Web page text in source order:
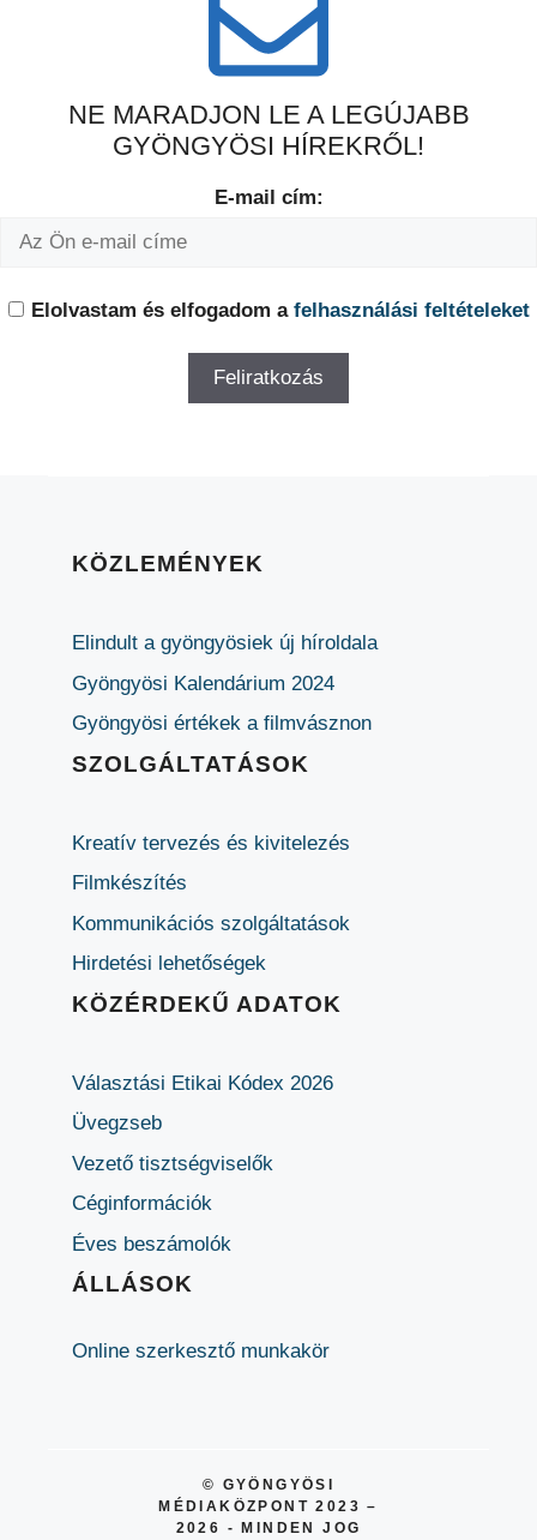
NE MARADJON LE A LEGÚJABB
GYÖNGYÖSI HÍREKRŐL!
E-mail cím:
Elolvastam és elfogadom a felhasználási feltételeket
KÖZLEMÉNYEK
Elindult a gyöngyösiek új híroldala
Gyöngyösi Kalendárium 2024
Gyöngyösi értékek a filmvásznon
SZOLGÁLTATÁSOK
Kreatív tervezés és kivitelezés
Filmkészítés
Kommunikációs szolgáltatások
Hirdetési lehetőségek
KÖZÉRDEKŰ ADATOK
Választási Etikai Kódex 2026
Üvegzseb
Vezető tisztségviselők
Céginformációk
Éves beszámolók
ÁLLÁSOK
Online szerkesztő munkakör
© GYÖNGYÖSI
MÉDIAKÖZPONT 2023 –
2026 - MINDEN JOG